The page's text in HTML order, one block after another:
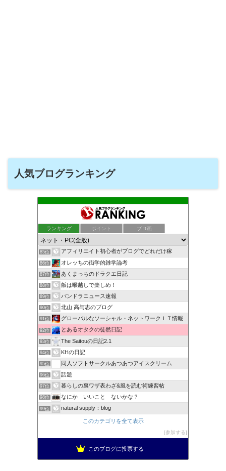
人気ブログランキング
ランキング ポイント ブロ画
85位 アフィリエイト初心者がブログでどれだけ稼
86位 オレッちの衒学的雑学論考
87位 あくまっちのドラクエ日記
88位 飯は喉越しで楽しめ！
89位 パンドラニュース速報
90位 北山 高与志のブログ
91位 グローバルなソーシャル・ネットワークＩＴ情報
92位 とあるオタクの徒然日記
93位 The Saitouの日記2.1
94位 KHの日記
95位 同人ソフトサークルあつあつアイスクリーム
96位 話題
97位 暮らしの裏ワザ表わざ&風を読む術練習帖
98位 なにか いいこと ないかな？
99位 natural supply：blog
このカテゴリを全て表示
参加する
このブログに投票する